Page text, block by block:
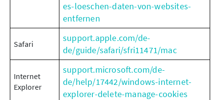
es-loeschen-daten-von-websites-
entfernen
Safari
support.apple.com/de-
de/guide/safari/sfri11471/mac
Internet
Explorer
support.microsoft.com/de-
de/help/17442/windows-internet-
explorer-delete-manage-cookies